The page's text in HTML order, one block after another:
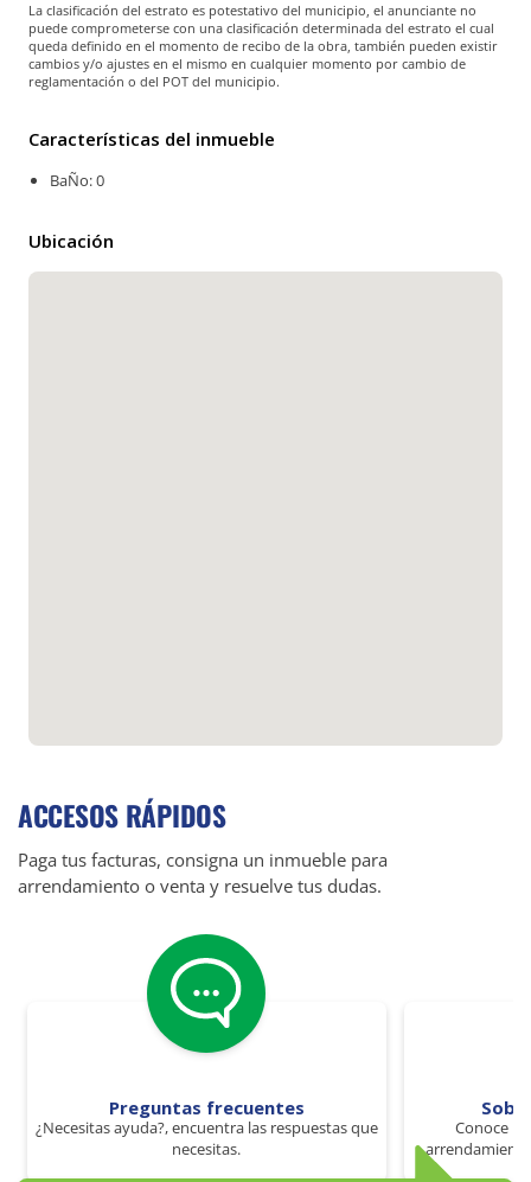
La clasificación del estrato es potestativo del municipio, el anunciante no
puede comprometerse con una clasificación determinada del estrato el cual
queda definido en el momento de recibo de la obra, también pueden existir
cambios y/o ajustes en el mismo en cualquier momento por cambio de
reglamentación o del POT del municipio.
Características del inmueble
BaÑo: 0
Ubicación
ACCESOS RÁPIDOS
Paga tus facturas, consigna un inmueble para
arrendamiento o venta y resuelve tus dudas.
Preguntas frecuentes
¿Necesitas ayuda?, encuentra las respuestas que
necesitas.
Conoce